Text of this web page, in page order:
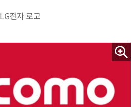
LG전자 로고